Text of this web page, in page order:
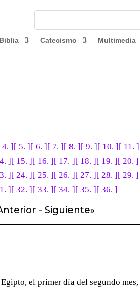
Biblia Catecismo Multimedia
4. ] [ 5. ] [ 6. ] [ 7. ] [ 8. ] [ 9. ] [ 10. ] [ 11. ]
] [ 15. ] [ 16. ] [ 17. ] [ 18. ] [ 19. ] [ 20. ]
] [ 24. ] [ 25. ] [ 26. ] [ 27. ] [ 28. ] [ 29. ]
] [ 32. ] [ 33. ] [ 34. ] [ 35. ] [ 36. ]
- Siguiente»
el primer día del segundo